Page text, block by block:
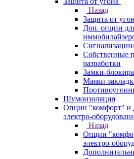
Назад
Защита от
Доп. опции
Собственные
разработки
Замки-
Маяки-
Шумоизоляция
Опции "комфорт" и
электро-
Назад
Опции
электро-